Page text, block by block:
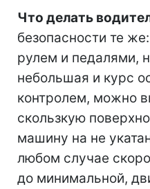
Что делать
безопасности те
рулем и педалями,
небольшая и курс
контролем, можно
скользкую
машину на не
любом случае
до минимальной,